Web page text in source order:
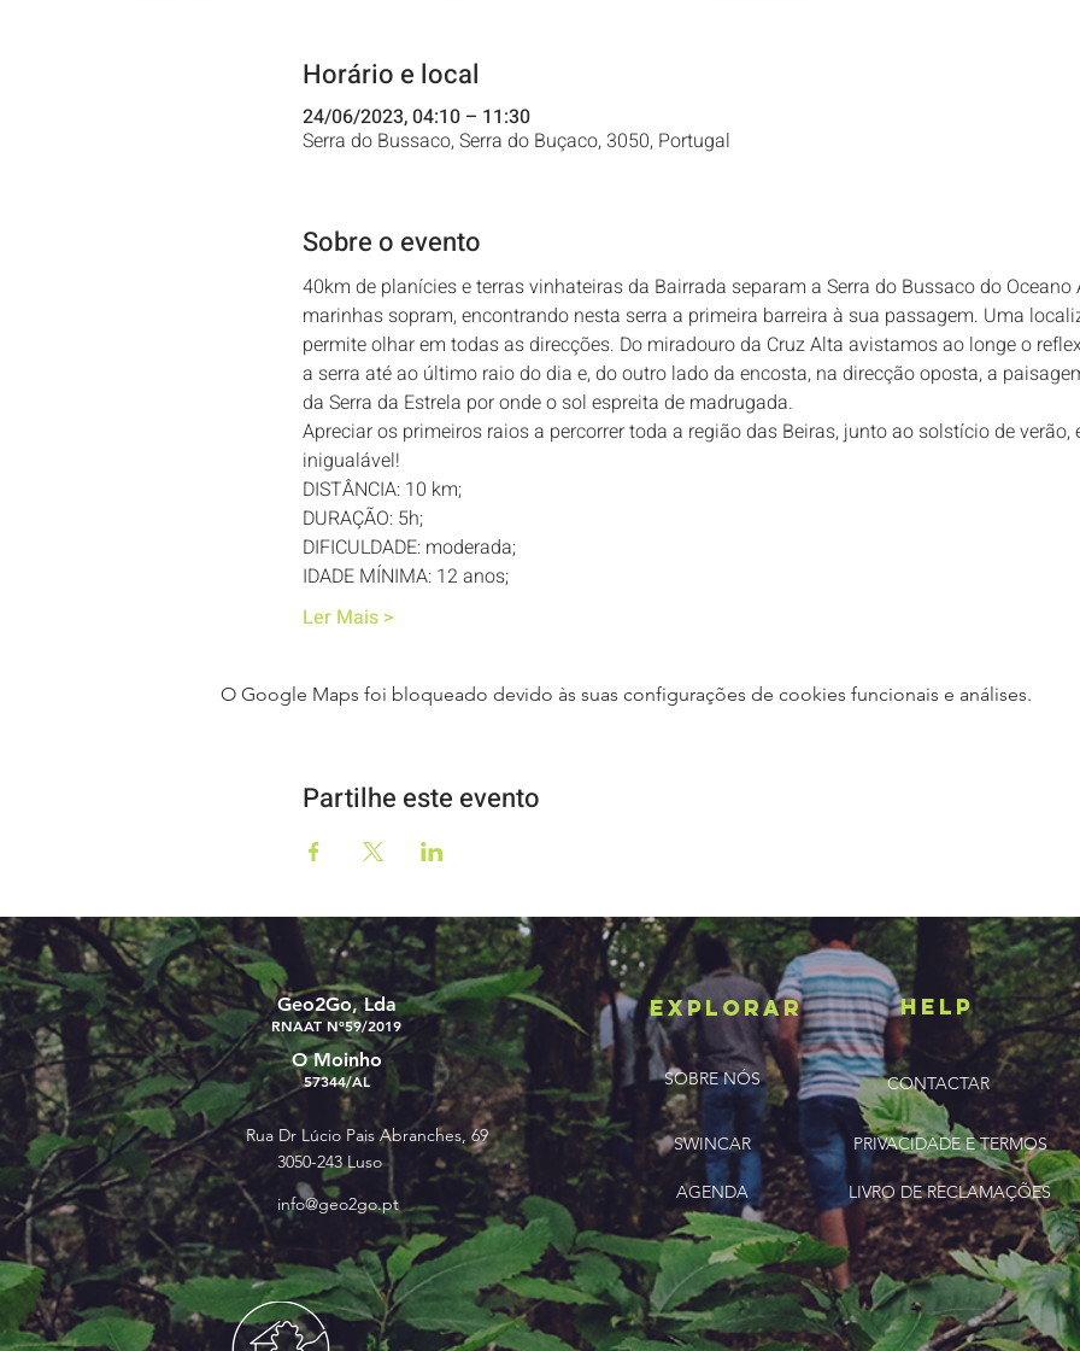
Horário e local
24/06/2023, 04:10 – 11:30
Serra do Bussaco, Serra do Buçaco, 3050, Portugal
Sobre o evento
40km de planícies e terras vinhateiras da Bairrada separam a Serra do Bussaco do
marinhas sopram, encontrando nesta serra a primeira barreira à sua passagem. Uma
permite olhar em todas as direcções. Do miradouro da Cruz Alta avistamos ao longe o
a serra até ao último raio do dia e, do outro lado da encosta, na direcção oposta, a
da Serra da Estrela por onde o sol espreita de madrugada.
Apreciar os primeiros raios a percorrer toda a região das Beiras, junto ao solstício de
inigualável!
DISTÂNCIA: 10 km;
DURAÇÃO: 5h;
DIFICULDADE: moderada;
IDADE MÍNIMA: 12 anos;
Ler Mais >
O Google Maps foi bloqueado devido às suas configurações de cookies funcionais e análises.
Partilhe este evento
Geo2Go, Lda
RNAAT Nº59/2019
O Moinho
57344/AL
Rua Dr Lúcio Pais Abranches, 69
3050-243 Luso
info@geo2go.pt
ExplorAR HELP
SOBRE NÓS
SWINCAR
AGENDA
CONTACTAR
PRIVACIDADE E TERMOS
LIVRO DE RECLAMAÇÕES